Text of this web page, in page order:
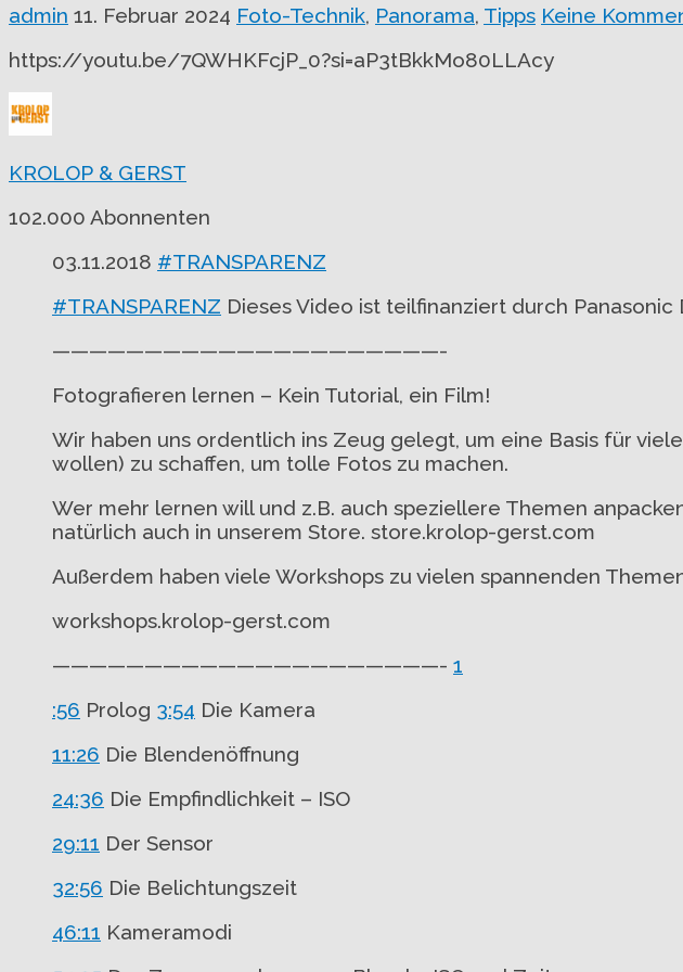
admin 11. Februar 2024 Foto-Technik, Panorama, Tipps Keine
https://youtu.be/7QWHKFcjP_0?si=aP3tBkkMo80LLAcy
KROLOP & GERST
102.000 Abonnenten
03.11.2018 #TRANSPARENZ
#TRANSPARENZ Dieses Video ist teilfinanziert durch Panasonic
—————————————————————-
Fotografieren lernen – Kein Tutorial, ein Film!
Wir haben uns ordentlich ins Zeug gelegt, um eine Basis für
wollen) zu schaffen, um tolle Fotos zu machen.
Wer mehr lernen will und z.B. auch speziellere Themen
natürlich auch in unserem Store. store.krolop-gerst.com
Außerdem haben viele Workshops zu vielen spannenden
workshops.krolop-gerst.com
—————————————————————- 1
:56 Prolog 3:54 Die Kamera
11:26 Die Blendenöffnung
24:36 Die Empfindlichkeit – ISO
29:11 Der Sensor
32:56 Die Belichtungszeit
46:11 Kameramodi